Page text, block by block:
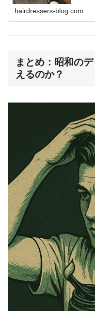
hairdressers-blog.com
まとめ：昭和の
えるのか？